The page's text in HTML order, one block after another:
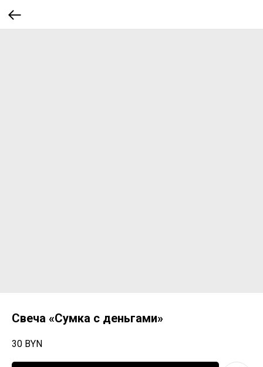
Свеча «Сумка с деньгами»
30 BYN